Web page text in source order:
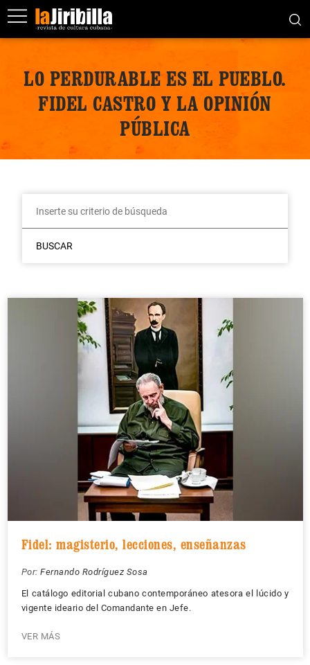
LO PERDURABLE ES EL PUEBLO.
FIDEL CASTRO Y LA OPINIÓN
PÚBLICA
BUSCAR
Fidel: magisterio, lecciones, enseñanzas
Por: Fernando Rodríguez Sosa
El catálogo editorial cubano contemporáneo atesora el lúcido y
vigente ideario del Comandante en Jefe.
VER MÁS